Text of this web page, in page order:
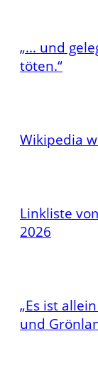
„… und
töten.“
Wikipedia
Linkliste
2026
„Es ist
und